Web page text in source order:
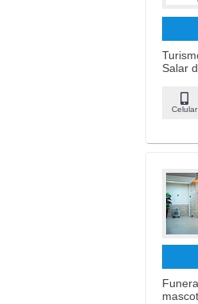
Salar
Celular